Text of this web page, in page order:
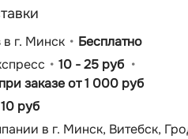
г. Минск
Бесплатно
10 - 25 руб
заказе от 1 000 руб
10 руб
в г. Минск, Витебск,